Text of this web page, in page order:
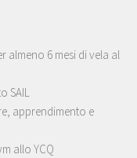
almeno 6 mesi di vela al
SAIL
apprendimento e
allo YCQ